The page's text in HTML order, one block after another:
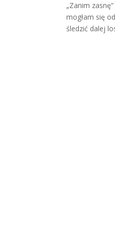
„Zanim
mogłam się
śledzić dalej